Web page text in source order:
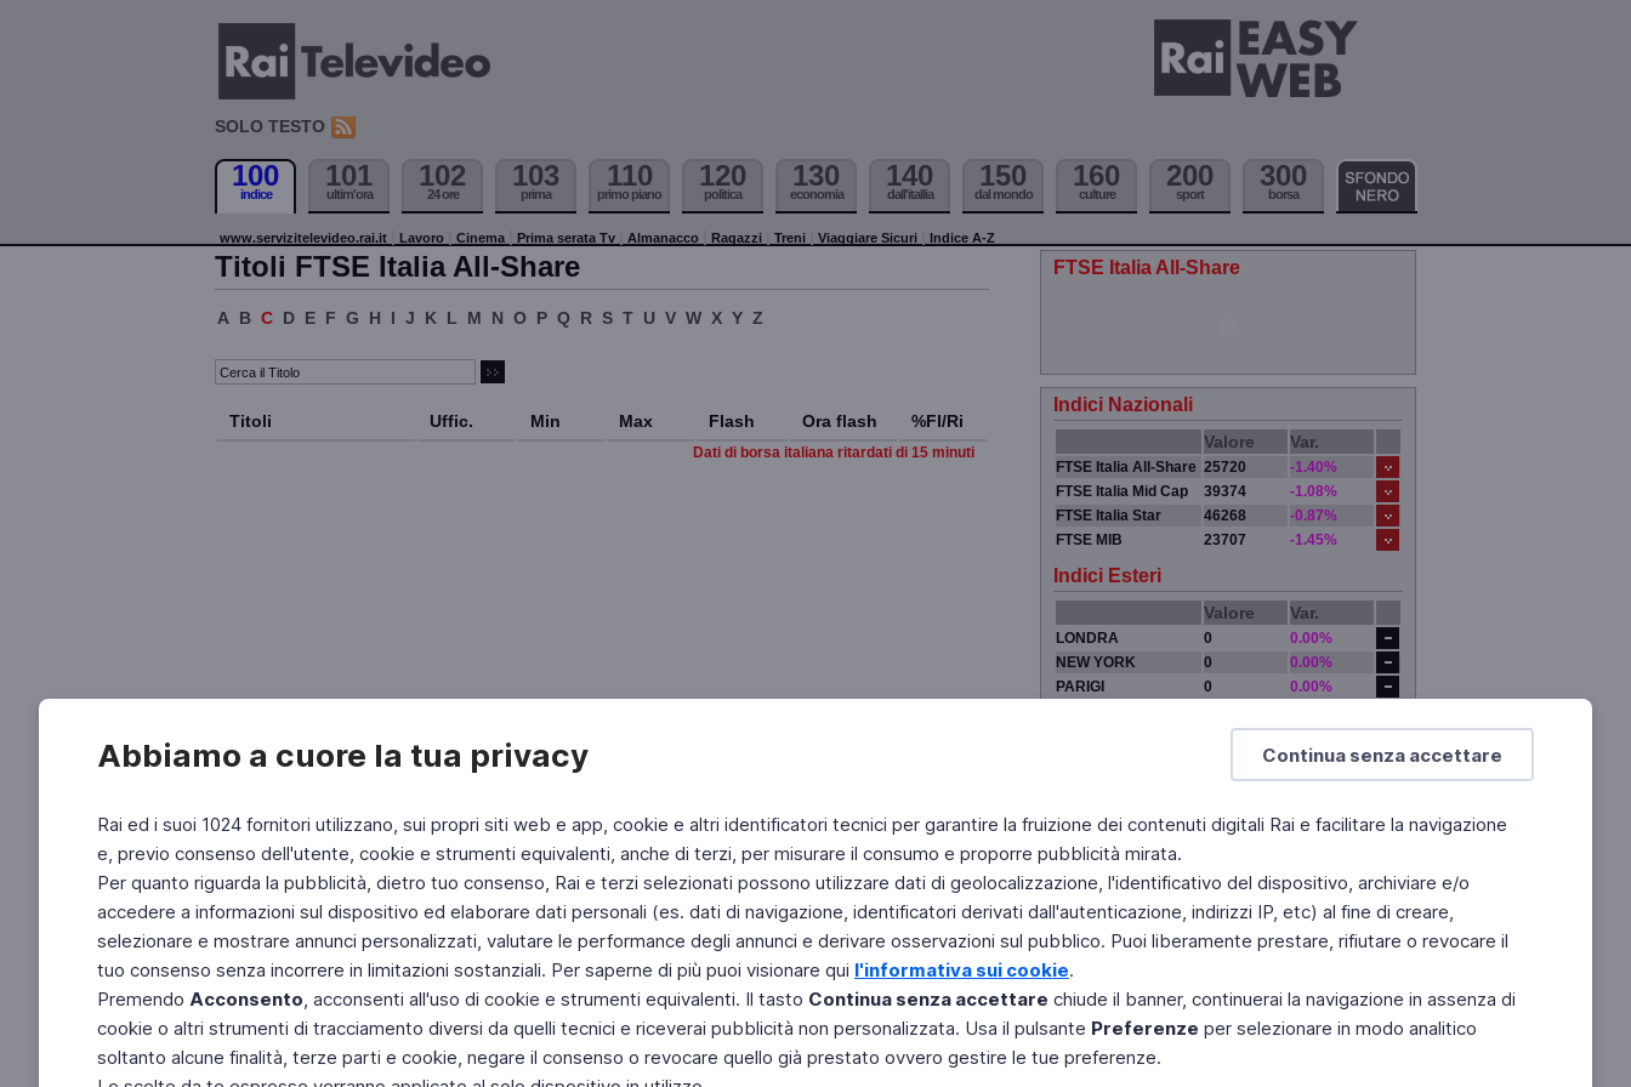
Continua senza accettare
Abbiamo a cuore la tua privacy
Rai ed i suoi 1024 fornitori utilizzano, sui propri siti web e app, cookie e altri identificatori tecnici per garantire la fruizione dei contenuti digitali Rai e facilitare la navigazione
e, previo consenso dell'utente, cookie e strumenti equivalenti, anche di terzi, per misurare il consumo e proporre pubblicità mirata.
Per quanto riguarda la pubblicità, dietro tuo consenso, Rai e terzi selezionati possono utilizzare dati di geolocalizzazione, l'identificativo del dispositivo, archiviare e/o
accedere a informazioni sul dispositivo ed elaborare dati personali (es. dati di navigazione, identificatori derivati dall'autenticazione, indirizzi IP, etc) al fine di creare,
selezionare e mostrare annunci personalizzati, valutare le performance degli annunci e derivare osservazioni sul pubblico. Puoi liberamente prestare, rifiutare o revocare il
tuo consenso senza incorrere in limitazioni sostanziali. Per saperne di più puoi visionare qui l'informativa sui cookie.
Premendo Acconsento, acconsenti all'uso di cookie e strumenti equivalenti. Il tasto Continua senza accettare chiude il banner, continuerai la navigazione in assenza di
cookie o altri strumenti di tracciamento diversi da quelli tecnici e riceverai pubblicità non personalizzata. Usa il pulsante Preferenze per selezionare in modo analitico
soltanto alcune finalità, terze parti e cookie, negare il consenso o revocare quello già prestato ovvero gestire le tue preferenze.
SOLO TESTO
100
indice
101
ultim'ora
102
24 ore
103
prima
110
primo piano
120
politica
130
economia
140
dall'itallia
150
dal mondo
160
culture
200
sport
300
borsa
www.servizitelevideo.rai.it Lavoro Cinema Prima serata Tv Almanacco Ragazzi Treni Viaggiare Sicuri Indice A-Z
Titoli FTSE Italia All-Share
A B C D E F G H I J K L M N O P Q R S T U V W X Y Z
Titoli Uffic. Min Max Flash Ora flash %Fl/Ri
Dati di borsa italiana ritardati di 15 minuti
FTSE Italia All-Share
Indici Nazionali
Valore Var.
FTSE Italia All-Share 25720
-1.40%
FTSE Italia Mid Cap
39374
-1.08%
FTSE Italia Star
46268
-0.87%
FTSE MIB
23707 -1.45%
Indici Esteri
Valore Var.
LONDRA 0
0.00%
NEW YORK
0
0.00%
PARIGI
0
0.00%
Fai di Televideo la tua Home Page Chi Siamo
Copyright © 2011 Rai - Tutti i diritti riservati
Engineered by RAI - Reti e Piattaforme